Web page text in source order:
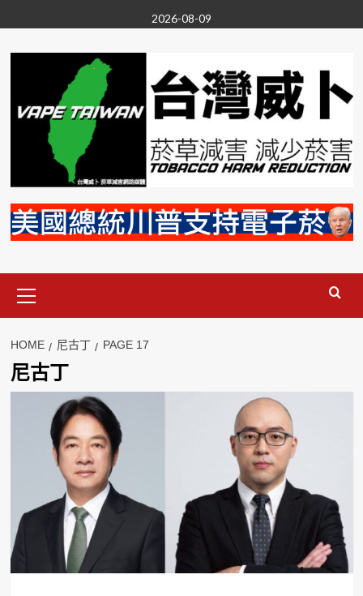
to
content
2026-08-09
Menu
HOME 尼古丁 PAGE 17
尼古丁